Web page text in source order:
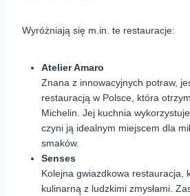
Wyróżniają się m.in. te restauracje:
Atelier Amaro
Znana z innowacyjnych potraw,
restauracją w Polsce, która
Michelin. Jej kuchnia
czyni ją idealnym miejscem dla
smaków.
Senses
Kolejna gwiazdkowa restauracja,
kulinarną z ludzkimi zmysłami.